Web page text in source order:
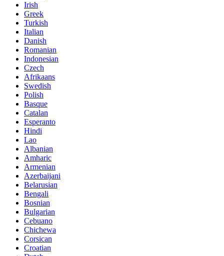
Irish
Greek
Turkish
Italian
Danish
Romanian
Indonesian
Czech
Afrikaans
Swedish
Polish
Basque
Catalan
Esperanto
Hindi
Lao
Albanian
Amharic
Armenian
Azerbaijani
Belarusian
Bengali
Bosnian
Bulgarian
Cebuano
Chichewa
Corsican
Croatian